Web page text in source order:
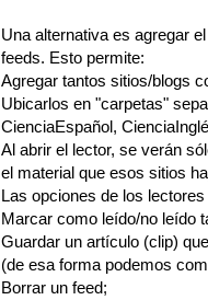
Una alternativa es agregar
feeds. Esto permite:
Agregar tantos sitios/blogs
Ubicarlos en "carpetas"
CienciaEspañol,
Al abrir el lector, se verán
el material que esos sitios
Las opciones de los
Marcar como leído/no leído
Guardar un artículo (clip)
(de esa forma podemos
Borrar un feed;